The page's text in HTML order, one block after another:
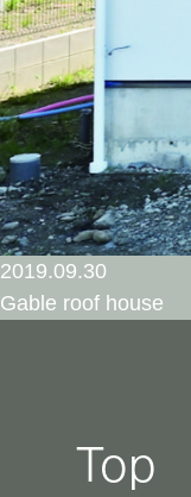
2019.09.30
Gable roof house
Top